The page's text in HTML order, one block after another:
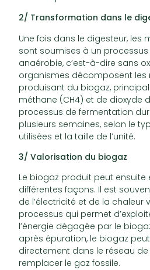
2/ Transformation dans le
Une fois dans le digesteur, les
sont soumises à un
anaérobie, c’est-à-dire sans
organismes décomposent les
produisant du biogaz,
méthane (CH4) et de dioxyde
processus de fermentation
plusieurs semaines, selon le
utilisées et la taille de l’unité.
3/ Valorisation du biogaz
Le biogaz produit peut ensuite
différentes façons. Il est
de l’électricité et de la chaleur
processus qui permet
l’énergie dégagée par le
après épuration, le biogaz
directement dans le réseau
remplacer le gaz fossile.